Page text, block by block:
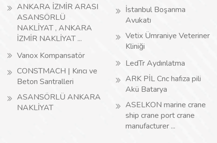
ANKARA İZMİR ARASI
ASANSÖRLÜ
NAKLİYAT , ANKARA
İZMİR NAKLİYAT ...
Vanox Kompansatör
CONSTMACH | Kırıcı ve
Beton Santralleri
ASANSÖRLÜ ANKARA
NAKLİYAT
İstanbul Boşanma
Avukatı
Vetix Ümraniye Veteriner
Kliniği
LedTr Aydınlatma
ARK PİL Cnc hafıza pili
Akü Batarya
ASELKON marine crane
ship crane port crane
manufacturer ...